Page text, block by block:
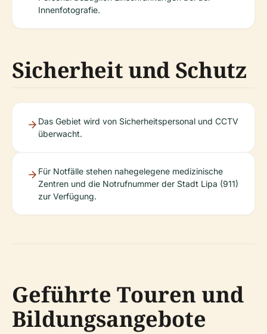
Innenfotografie.
Sicherheit und Schutz
Das Gebiet wird von Sicherheitspersonal und CCTV
überwacht.
Für Notfälle stehen nahegelegene medizinische
Zentren und die Notrufnummer der Stadt Lipa (911)
zur Verfügung.
Geführte Touren und
Bildungsangebote